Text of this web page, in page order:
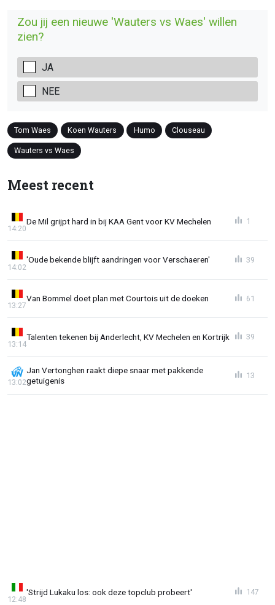
Zou jij een nieuwe 'Wauters vs Waes' willen
zien?
JA
NEE
Tom Waes Koen Wauters Humo Clouseau
Wauters vs Waes
Meest recent
De Mil grijpt hard in bij KAA Gent voor KV Mechelen
14:20
1
'Oude bekende blijft aandringen voor Verschaeren'
14:02
39
Van Bommel doet plan met Courtois uit de doeken
13:27
61
Talenten tekenen bij Anderlecht, KV Mechelen en Kortrijk
13:14
39
Jan Vertonghen raakt diepe snaar met pakkende
getuigenis
13:02
13
'Strijd Lukaku los: ook deze topclub probeert'
12:48
147